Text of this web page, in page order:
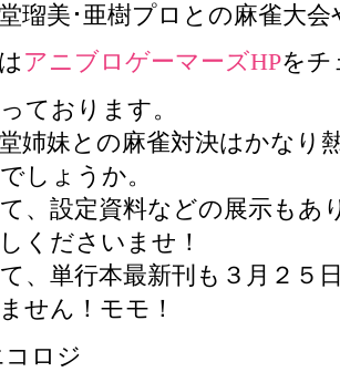
瑠美･亜樹プロとの麻雀大
アニブロゲーマーズHPをチ
ております。
姉妹との麻雀対決はかなり
しょうか。
、設定資料などの展示もあ
くださいませ！
、単行本最新刊も３月２５
せん！モモ！
コロジ